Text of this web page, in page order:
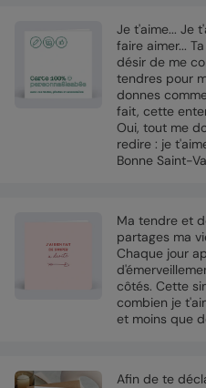
Je t'aime... Je
faire aimer...
désir de me
tendres pour
donnes
fait, cette
Oui, tout me
redire : je
Bonne Saint-
Ma tendre et
partages ma
Chaque jour
côtés. Cette
combien je
et moins que
Afin de te